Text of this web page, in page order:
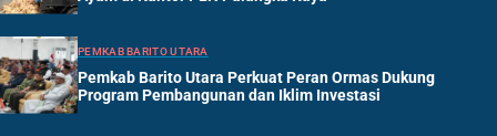
PEMKAB BARITO UTARA
Pemkab Barito Utara Perkuat Peran Ormas Dukung
Program Pembangunan dan Iklim Investasi